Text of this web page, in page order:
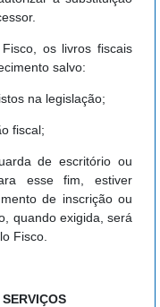
os livros fiscais
salvo:
na legislação;
fiscal;
de escritório ou
esse fim, estiver
de inscrição ou
quando exigida, será
Fisco.